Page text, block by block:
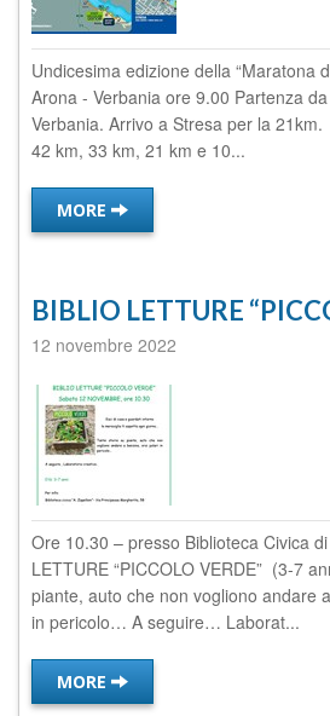
Undicesima edizione della “Maratona
Arona - Verbania ore 9.00 Partenza
Verbania. Arrivo a Stresa per la
42 km, 33 km, 21 km e 10...
MORE
BIBLIO LETTURE
12 novembre 2022
Ore 10.30 – presso Biblioteca Civica
LETTURE “PICCOLO VERDE” (3-7
piante, auto che non vogliono andare
in pericolo… A seguire… Laborat...
MORE